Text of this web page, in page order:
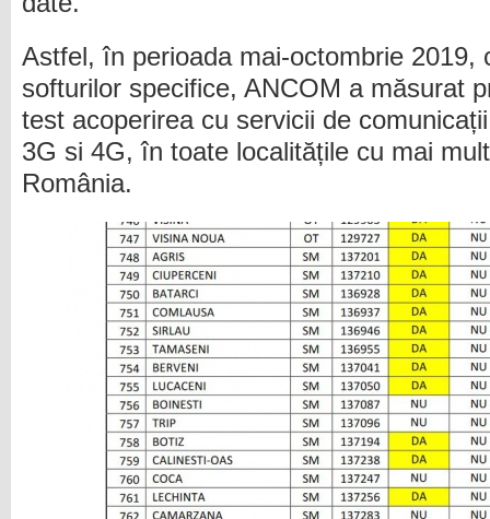
Astfel, în perioada mai-octombrie 2019,
softurilor specifice, ANCOM a măsurat
test acoperirea cu servicii de
3G si 4G, în toate localitățile cu mai
România.